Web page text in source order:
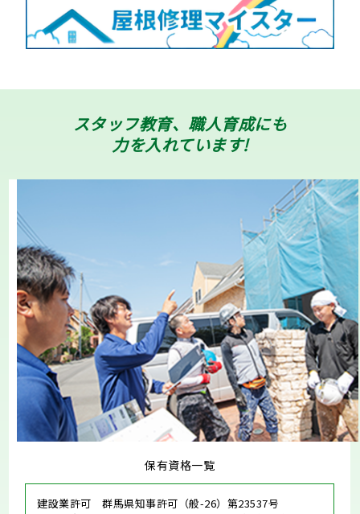
スタッフ教育、職人育成にも
力を入れています!
保有資格一覧
建設業許可 群馬県知事許可（般-26）第23537号